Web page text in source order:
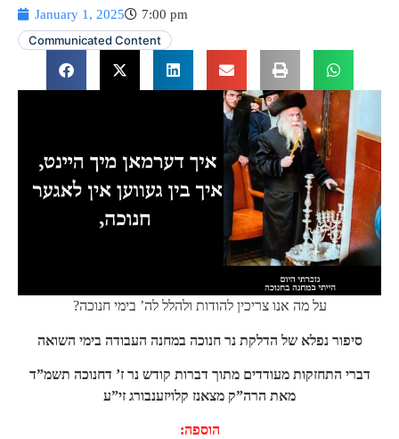
January 1, 2025
7:00 pm
Communicated Content
?על מה אנו צריכין להודות ולהלל לה’ בימי חנוכה
סיפור נפלא של הדלקת נר חנוכה במחנה העבודה בימי השואה
דברי התחזקות מעודדים מתוך דברות קודש נר ז’ דחנוכה תשמ”ד
מאת הרה”ק מצאנז קלויזענבורג זי”ע
:הוספה